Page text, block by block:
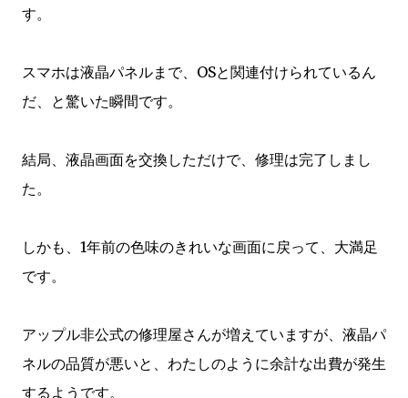
す。
スマホは液晶パネルまで、OSと関連付けられているん
だ、と驚いた瞬間です。
結局、液晶画面を交換しただけで、修理は完了しまし
た。
しかも、1年前の色味のきれいな画面に戻って、大満足
です。
アップル非公式の修理屋さんが増えていますが、液晶パ
ネルの品質が悪いと、わたしのように余計な出費が発生
するようです。